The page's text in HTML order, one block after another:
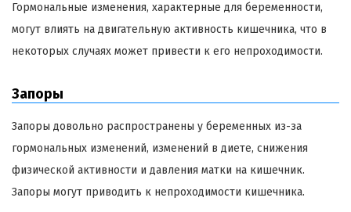
Гормональные изменения, характерные для беременности,
могут влиять на двигательную активность кишечника, что в
некоторых случаях может привести к его непроходимости.
Запоры
Запоры довольно распространены у беременных из-за
гормональных изменений, изменений в диете, снижения
физической активности и давления матки на кишечник.
Запоры могут приводить к непроходимости кишечника.